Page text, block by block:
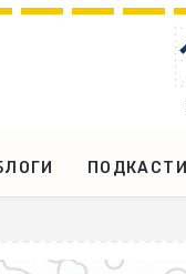
ПОДКАСТИ